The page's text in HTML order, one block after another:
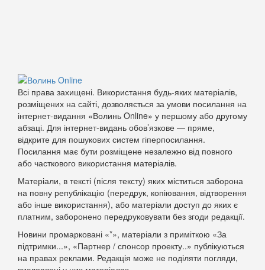
Всі права захищені. Використання будь-яких матеріалів,
розміщених на сайті, дозволяється за умови посилання на
інтернет-видання «Волинь Online» у першому або другому
абзаці. Для інтернет-видань обов’язкове — пряме,
відкрите для пошукових систем гіперпосилання.
Посилання має бути розміщене незалежно від повного
або часткового використання матеріалів.
Матеріали, в тексті (після тексту) яких міститься заборона
на повну републікацію (передрук, копіювання, відтворення
або інше використання), або матеріали доступ до яких є
платним, заборонено передруковувати без згоди редакції.
Новини промарковані «*», матеріали з приміткою «За
підтримки...», «Партнер / спонсор проекту..» публікуються
на правах реклами. Редакція може не поділяти погляди,